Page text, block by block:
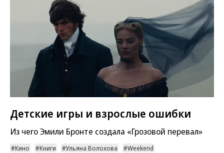
Детские игры и взрослые ошибки
Из чего Эмили Бронте создала «Грозовой перевал»
Кино Книги Ульяна Волохова Weekend